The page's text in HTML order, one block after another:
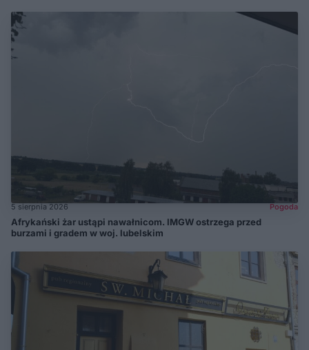
5 sierpnia 2026 Pogoda
Afrykański żar ustąpi nawałnicom. IMGW ostrzega przed
burzami i gradem w woj. lubelskim